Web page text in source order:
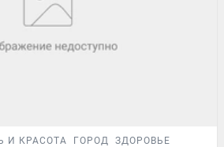
И КРАСОТА ГОРОД ЗДОРОВЬЕ